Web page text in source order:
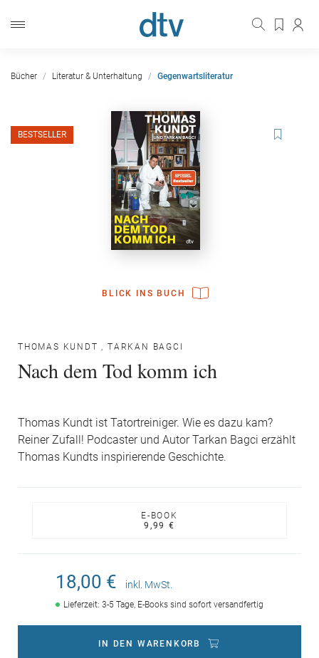
Bücher Literatur & Unterhaltung Gegenwartsliteratur
BLICK INS BUCH
BESTSELLER
THOMAS KUNDT ,TARKAN BAGCI
Nach dem Tod komm ich
Thomas Kundt ist Tatortreiniger. Wie es dazu kam?
Reiner Zufall! Podcaster und Autor Tarkan Bagci erzählt
Thomas Kundts inspirierende Geschichte.
E-BOOK
9,99 €
18,00 € inkl. MwSt.
Lieferzeit: 3-5 Tage, E-Books sind sofort versandfertig
IN DEN WARENKORB